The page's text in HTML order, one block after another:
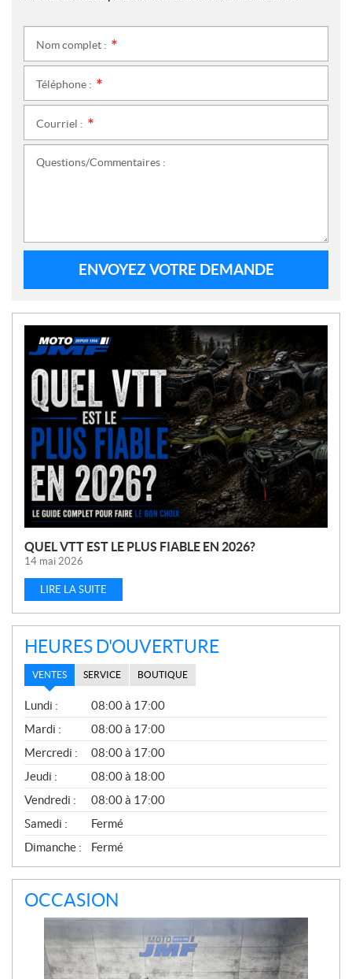
Nom complet :
Téléphone :
Courriel :
Questions/Commentaires :
ENVOYEZ VOTRE DEMANDE
O
U
V
E
L
E
QUEL VTT EST LE PLUS FIABLE EN 2026?
14 mai 2026
LIRE LA SUITE
HEURES D'OUVERTURE
VENTES SERVICE BOUTIQUE
V
E
N
T
E
S
Lundi :
08:00 à 17:00
Mardi :
08:00 à 17:00
Mercredi :
08:00 à 17:00
Jeudi :
08:00 à 18:00
Vendredi :
08:00 à 17:00
Samedi :
Fermé
Dimanche :
Fermé
OCCASION